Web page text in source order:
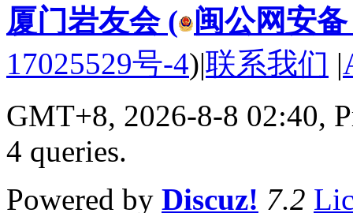
厦门岩友会 ( 闽公网安备
17025529号-4)|联系我们 |
GMT+8, 2026-8-8 02:40,
4 queries.
Powered by Discuz! 7.2